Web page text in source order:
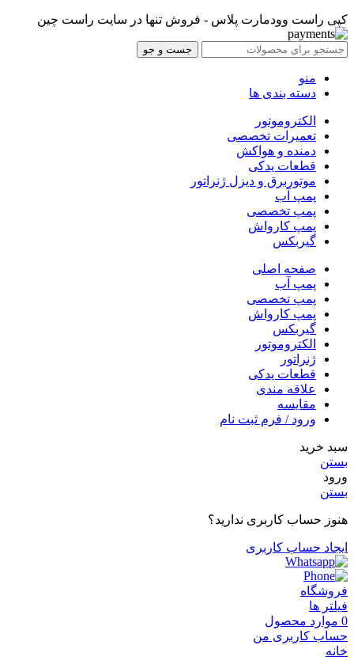
کپی راست وودمارت پلاس - فروش تنها در سایت راست چین
جست و جو
منو
دسته بندی ها
الکتروموتور
تعمیرات تخصصی
دمنده و هواکش
قطعات یدکی
موتوربرق و دیزل ژنراتور
پمپ آب
پمپ تخصصی
پمپ کارواش
گیربکس
صفحه اصلی
پمپ آب
پمپ تخصصی
پمپ کارواش
گیربکس
الکتروموتور
ژنراتور
قطعات یدکی
علاقه مندی
مقایسه
ورود / فرم ثبت نام
سبد خرید
بستن
ورود
بستن
هنوز حساب کاربری ندارید؟
ایجاد حساب کاربری
فروشگاه
فیلتر ها
0 موارد محصول
حساب کاربری من
خانه